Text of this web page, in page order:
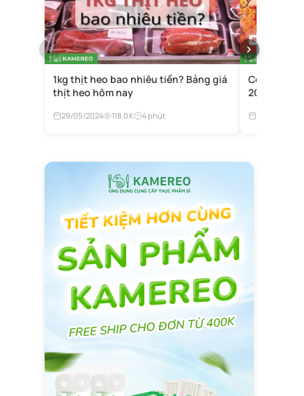
1kg thịt heo bao nhiêu tiền? Bảng giá
thịt heo hôm nay
29/05/2024 118.0K 4 phút
Còn bao
2027? Đếm